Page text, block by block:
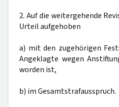
2. Auf die weitergehende
Urteil aufgehoben
a) mit den zugehörigen
Angeklagte wegen
worden ist,
b) im Gesamtstrafausspruch.